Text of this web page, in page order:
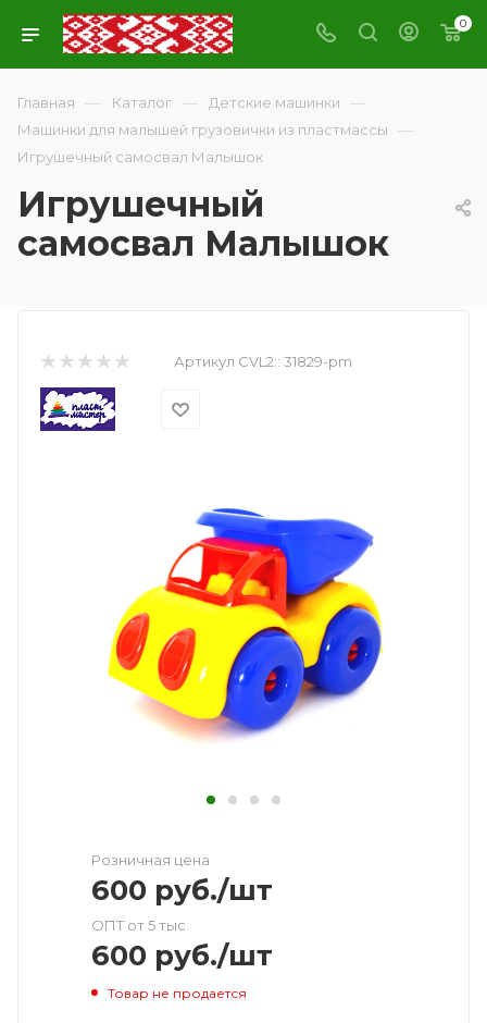
0
Главная — Каталог — Детские машинки —
Машинки для малышей грузовички из пластмассы —
Игрушечный самосвал Малышок
Игрушечный
самосвал Малышок
Артикул CVL2:: 31829-pm
Розничная цена
600 руб./шт
ОПТ от 5 тыс.
600 руб./шт
Товар не продается